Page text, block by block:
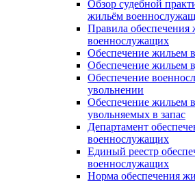
Обзор судебной
жильём
Правила обеспечения
военнослужащих
Обеспечение жильем
Обеспечение жильем
Обеспечение
увольнении
Обеспечение жильем
увольняемых в запас
Департамент
военнослужащих
Единый реестр
военнослужащих
Норма обеспечения